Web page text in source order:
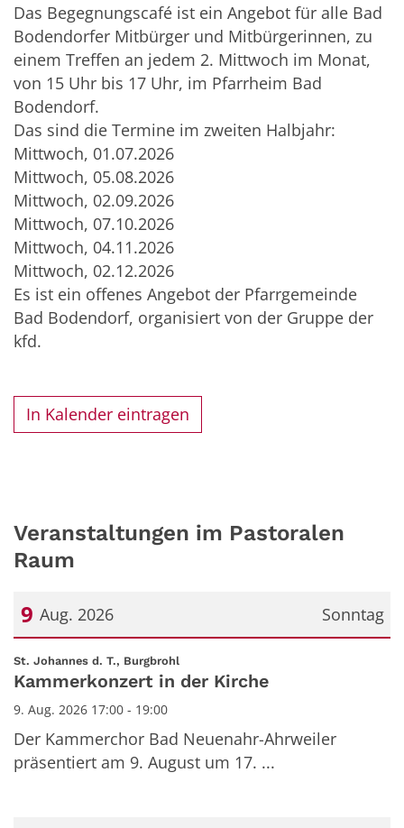
Das Begegnungscafé ist ein Angebot für alle Bad
Bodendorfer Mitbürger und Mitbürgerinnen, zu
einem Treffen an jedem 2. Mittwoch im Monat,
von 15 Uhr bis 17 Uhr, im Pfarrheim Bad
Bodendorf.
Das sind die Termine im zweiten Halbjahr:
Mittwoch, 01.07.2026
Mittwoch, 05.08.2026
Mittwoch, 02.09.2026
Mittwoch, 07.10.2026
Mittwoch, 04.11.2026
Mittwoch, 02.12.2026
Es ist ein offenes Angebot der Pfarrgemeinde
Bad Bodendorf, organisiert von der Gruppe der
kfd.
In Kalender eintragen
Veranstaltungen im Pastoralen
Raum
Sonntag
9 Aug. 2026
Datum: 9. August 2026
St. Johannes d. T., Burgbrohl:
Kammerkonzert in der Kirche
9. Aug. 2026 17:00 - 19:00
Der Kammerchor Bad Neuenahr-Ahrweiler
präsentiert am 9. August um 17. ...